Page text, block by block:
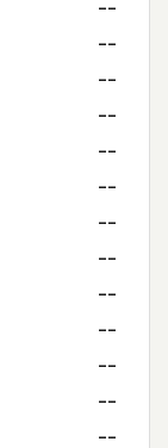
--
--
--
--
--
--
--
--
--
--
--
--
--